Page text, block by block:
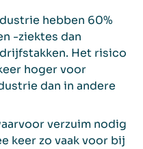
hebben 60%
-ziektes dan
Het risico
hoger voor
dan in andere
verzuim nodig
keer zo vaak voor bij